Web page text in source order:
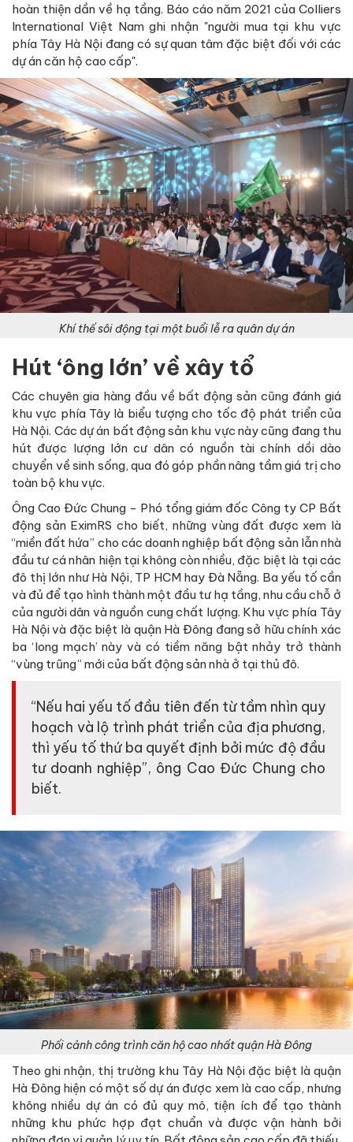
hoàn thiện dần về hạ tầng. Báo cáo năm 2021 của Colliers
International Việt Nam ghi nhận "người mua tại khu vực
phía Tây Hà Nội đang có sự quan tâm đặc biệt đối với các
dự án căn hộ cao cấp".
Khí thế sôi động tại một buổi lễ ra quân dự án
Hút ‘ông lớn’ về xây tổ
Các chuyên gia hàng đầu về bất động sản cũng đánh giá
khu vực phía Tây là biểu tượng cho tốc độ phát triển của
Hà Nội. Các dự án bất động sản khu vực này cũng đang thu
hút được lượng lớn cư dân có nguồn tài chính dồi dào
chuyển về sinh sống, qua đó góp phần nâng tầm giá trị cho
toàn bộ khu vực.
Ông Cao Đức Chung - Phó tổng giám đốc Công ty CP Bất
động sản EximRS cho biết, những vùng đất được xem là
“miền đất hứa” cho các doanh nghiệp bất động sản lẫn nhà
đầu tư cá nhân hiện tại không còn nhiều, đặc biệt là tại các
đô thị lớn như Hà Nội, TP HCM hay Đà Nẵng. Ba yếu tố cần
và đủ để tạo hình thành một đầu tư hạ tầng, nhu cầu chỗ ở
của người dân và nguồn cung chất lượng. Khu vực phía Tây
Hà Nội và đặc biệt là quận Hà Đông đang sở hữu chính xác
ba ‘long mạch’ này và có tiềm năng bật nhảy trở thành
“vùng trũng” mới của bất động sản nhà ở tại thủ đô.
“Nếu hai yếu tố đầu tiên đến từ tầm nhìn quy
hoạch và lộ trình phát triển của địa phương,
thì yếu tố thứ ba quyết định bởi mức độ đầu
tư doanh nghiệp”, ông Cao Đức Chung cho
biết.
Phối cảnh công trình căn hộ cao nhất quận Hà Đông
Theo ghi nhận, thị trường khu Tây Hà Nội đặc biệt là quận
Hà Đông hiện có một số dự án được xem là cao cấp, nhưng
không nhiều dự án có đủ quy mô, tiện ích để tạo thành
những khu phức hợp đạt chuẩn và được vận hành bởi